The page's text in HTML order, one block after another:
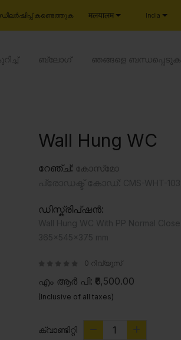
ഡീലർഷിപ്പ് കണ്ടെത്തുക मलयालम India
ബ്ലോഗ് ഞങ്ങളെ ബന്ധപ്പെടുക
Wall Hung WC
റേഞ്ച്: കോസ്‍മോ
ഡിസ്ക്രിപ്ഷൻ:
0 റിവ്യൂസ്
എം ആർ പി: ₹6,500.00
(Inclusive of all taxes)
ക്വാണ്ടിറ്റി